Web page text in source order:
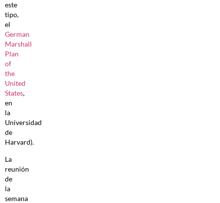
este
tipo,
el
German
Marshall
Plan
of
the
United
States,
en
la
Universidad
de
Harvard).
La
reunión
de
la
semana